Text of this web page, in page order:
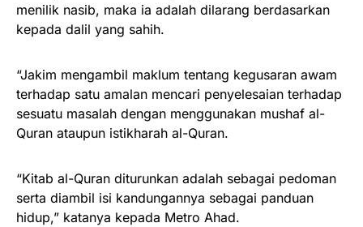
menilik nasib, maka ia adalah dilarang berdasarkan
kepada dalil yang sahih.
“Jakim mengambil maklum tentang kegusaran awam
terhadap satu amalan mencari penyelesaian terhadap
sesuatu masalah dengan menggunakan mushaf al-
Quran ataupun istikharah al-Quran.
“Kitab al-Quran diturunkan adalah sebagai pedoman
serta diambil isi kandungannya sebagai panduan
hidup,” katanya kepada Metro Ahad.